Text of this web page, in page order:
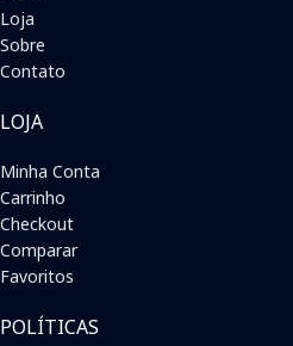
Loja
Sobre
Contato
LOJA
Minha Conta
Carrinho
Checkout
Comparar
Favoritos
POLÍTICAS